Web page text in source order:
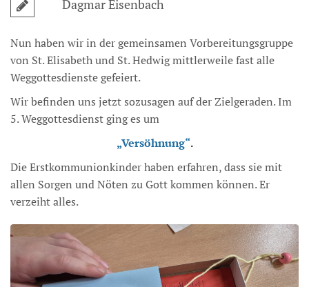
Dagmar Eisenbach
Nun haben wir in der gemeinsamen Vorbereitungsgruppe
von St. Elisabeth und St. Hedwig mittlerweile fast alle
Weggottesdienste gefeiert.
Wir befinden uns jetzt sozusagen auf der Zielgeraden. Im
5. Weggottesdienst ging es um
„Versöhnung“.
Die Erstkommunionkinder haben erfahren, dass sie mit
allen Sorgen und Nöten zu Gott kommen können. Er
verzeiht alles.